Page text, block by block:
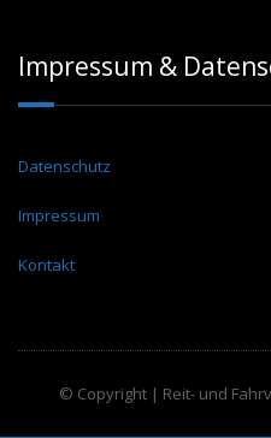
Impressum &
Datenschutz
Impressum
Kontakt
© Copyright | Reit- und